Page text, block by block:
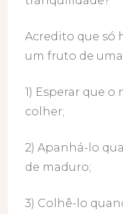
Acredito que só
um fruto de
1) Esperar que
colher;
2) Apanhá-lo
de maduro;
3) Colhê-lo